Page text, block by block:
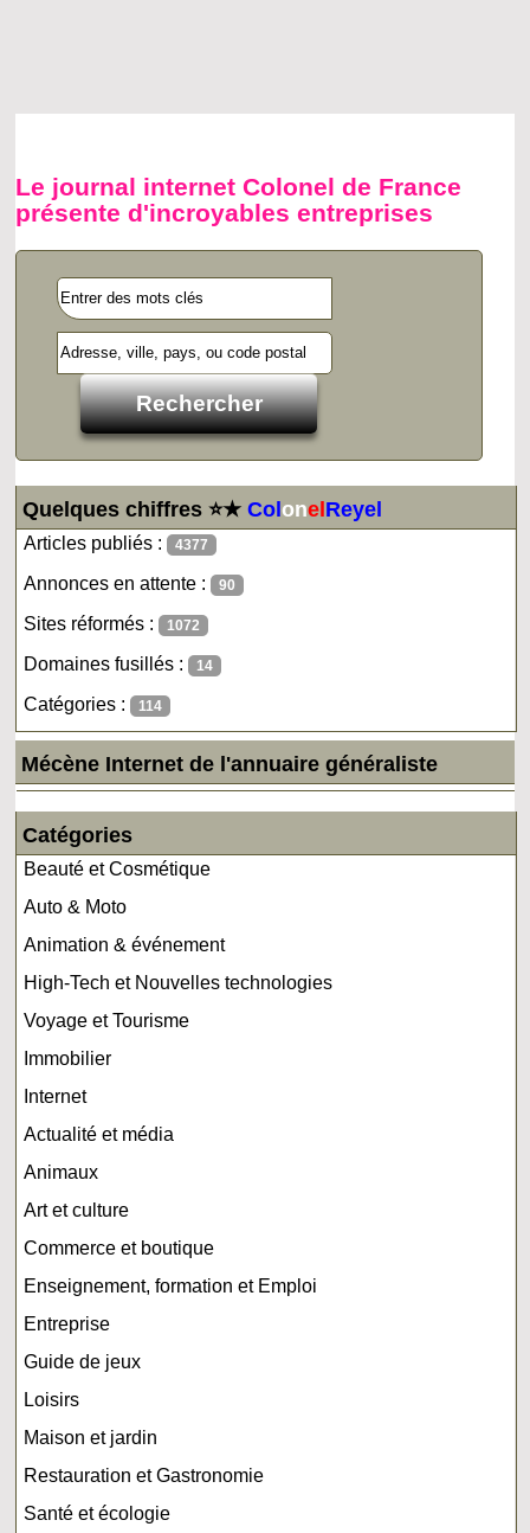
Le journal internet Colonel de France
présente d'incroyables entreprises
Quelques chiffres ⭐★ColonelReyel
Articles publiés : 4377
Annonces en attente : 90
Sites réformés : 1072
Domaines fusillés : 14
Catégories : 114
Mécène Internet de l'annuaire généraliste
Catégories
Beauté et Cosmétique
Auto & Moto
Animation & événement
High-Tech et Nouvelles technologies
Voyage et Tourisme
Immobilier
Internet
Actualité et média
Animaux
Art et culture
Commerce et boutique
Enseignement, formation et Emploi
Entreprise
Guide de jeux
Loisirs
Maison et jardin
Restauration et Gastronomie
Santé et écologie